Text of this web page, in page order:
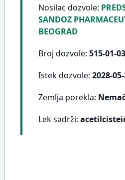
Nosilac dozvole:
SANDOZ
BEOGRAD
Broj dozvole: 515-01-
Istek dozvole: 2028-
Zemlja porekla:
Lek sadrži: